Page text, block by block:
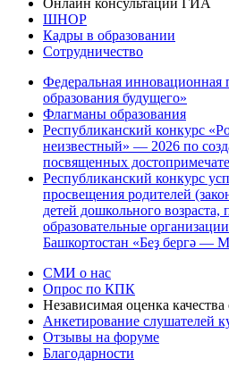
Онлайн консультации ГИА
ШНОР
Кадры в образовании
Сотрудничество
Федеральная
образования будущего»
Флагманы образования
Республиканский конкурс
неизвестный» — 2026 по
посвященных
Республиканский конкурс
просвещения родителей
детей дошкольного
образовательные
Башкортостан «Беҙ бергә —
СМИ о нас
Опрос по КПК
Независимая оценка качества
Анкетирование слушателей
Отзывы на форуме
Благодарности